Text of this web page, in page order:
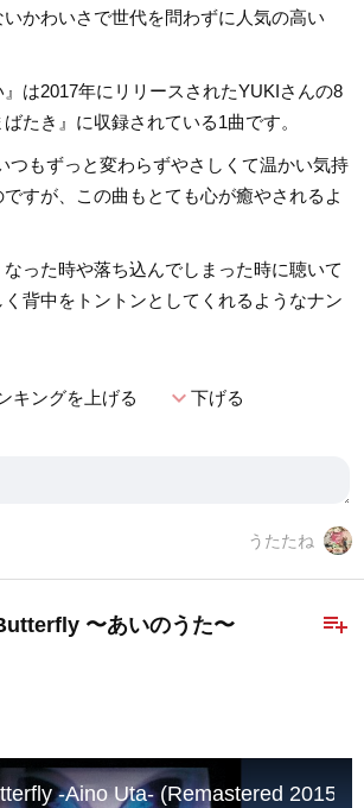
かわいさで世代を問わずに人気の高い
は2017年にリリースされたYUKIさんの8
たき』に収録されている1曲です。
つもずっと変わらずやさしくて温かい気持
すが、この曲もとても心が癒やされるよ
った時や落ち込んでしまった時に聴いて
背中をトントンとしてくれるようなナン
キングを上げる expand_more下げる
うたたね
playlist_add
〜あいのうた〜
-Aino Uta- (Remastered 2015)